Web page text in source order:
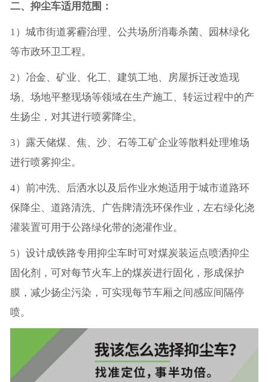
二、抑尘车适用范围：
1）城市街道雾霾治理、公共场所消毒杀菌、园林绿化
等市政环卫工程。
2）冶金、矿业、化工、建筑工地、房屋拆迁改造现
场、场地平整现场等领域在生产施工、转运过程中的产
生扬尘，对其进行喷雾降尘。
3）露天储煤、焦、沙、石等工矿企业等散料处理堆场
进行喷雾抑尘。
4）前冲洗、后洒水以及后作业水炮适用于城市道路环
保降尘、道路清洗、广告牌清洗环保作业，左右绿化浇
灌装置可用于公路绿化带的浇灌作业。
5）设计成铁路专用抑尘车时可对煤炭装运点喷洒抑尘
固化剂，可对每节火车上的煤炭进行固化，形成保护
膜，减少扬尘污染，可实现每节车厢之间感应间隔停
喷。